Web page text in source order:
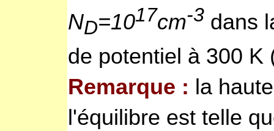
ND=1017cm-3 dans
de potentiel à 300 K
Remarque : la
l'équilibre est telle